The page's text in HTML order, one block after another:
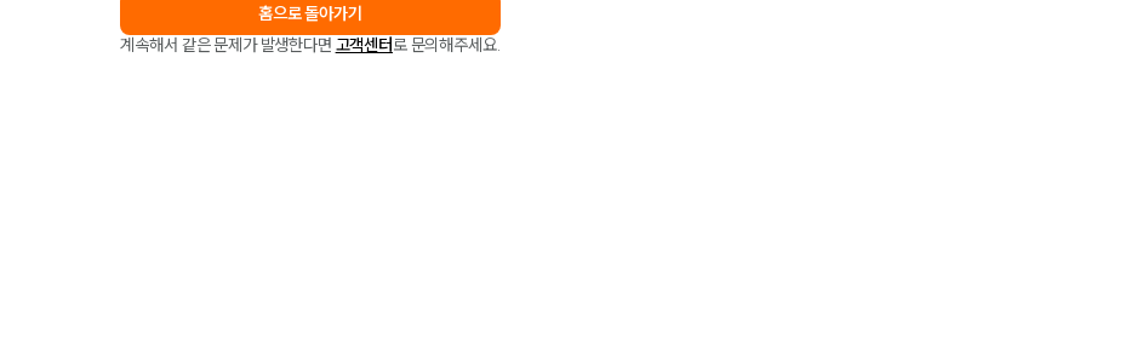
홈으로 돌아가기
계속해서 같은 문제가 발생한다면 고객센터로 문의해주세요.